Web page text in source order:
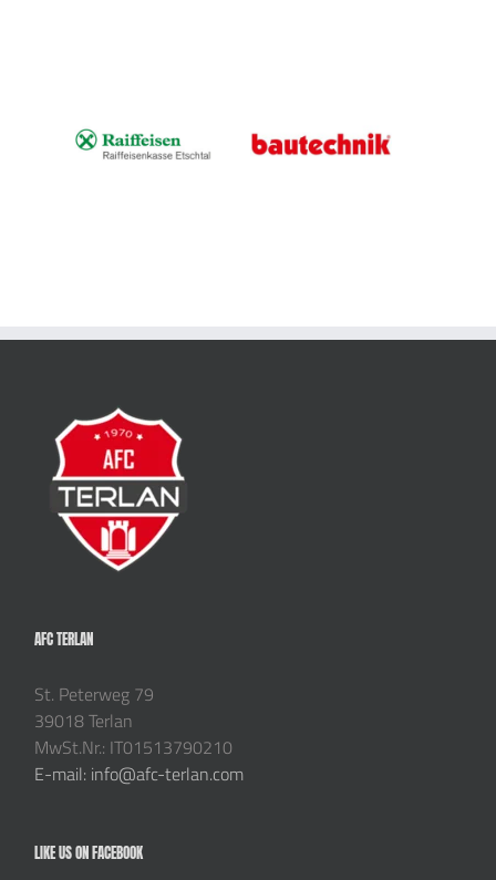
AFC TERLAN
St. Peterweg 79
39018 Terlan
MwSt.Nr.: IT01513790210
E-mail: info@afc-terlan.com
LIKE US ON FACEBOOK